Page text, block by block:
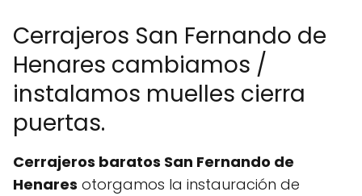
Cerrajeros San Fernando de
Henares cambiamos /
instalamos muelles cierra
puertas.
Cerrajeros baratos San Fernando de
Henares otorgamos la instauración de